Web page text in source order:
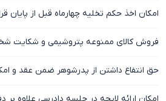
امکان اخذ حکم تخلیه چهارماه قبل از پایان
فروش کالای ممنوعه پتروشیمی و شکایت
حق انتفاع داشتن از پدرشوهر ضمن عقد و